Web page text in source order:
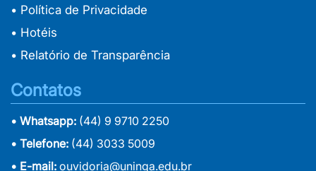
• Política de Privacidade
• Hotéis
• Relatório de Transparência
Contatos
• Whatsapp: (44) 9 9710 2250
• Telefone: (44) 3033 5009
• E-mail: ouvidoria@uninga.edu.br